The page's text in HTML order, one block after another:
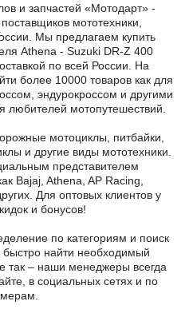
и запчастей «Мотодарт» -
мототехники,
Мы предлагаем купить
Athena - Suzuki DR-Z 400
по всей России. На
более 10000 товаров как для
эндурокроссом и другими
любителей мотопутешествий.
мотоциклы, питбайки,
и другие виды мототехники.
представителем
Bajaj, Athena, AP Racing,
Для оптовых клиентов у
и бонусов!
по категориям и поиск
быстро найти необходимый
так – наши менеджеры всегда
в социальных сетях и по